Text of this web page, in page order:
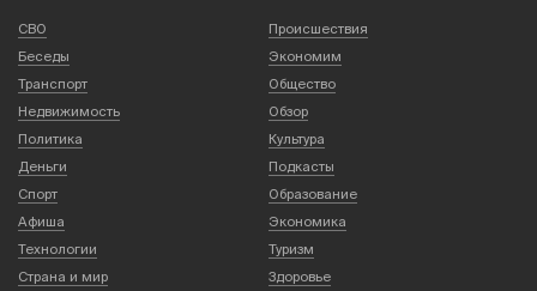
СВО
Происшествия
Беседы
Экономим
Транспорт
Общество
Недвижимость
Обзор
Политика
Культура
Деньги
Подкасты
Спорт
Образование
Афиша
Экономика
Технологии
Туризм
Страна и мир
Здоровье